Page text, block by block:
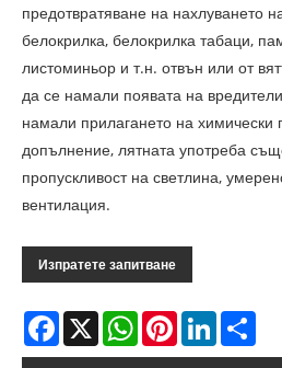
предотвратяване на нахлуването
белокрилка, белокрилка табаци,
листоминьор и т.н. отвън или от
да се намали появата на
намали прилагането на химически
допълнение, лятната употреба
пропускливост на светлина,
вентилация.
Изпратете запитване
Facebook
X WhatsAppPinterestLinkedIn